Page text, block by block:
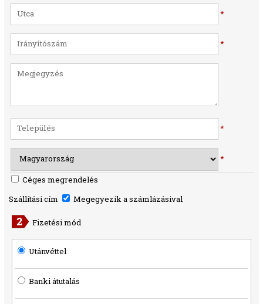
*
*
*
*
Céges megrendelés
Szállítási cím
Megegyezik a számlázásival
Fizetési mód
Utánvéttel
Banki átutalás